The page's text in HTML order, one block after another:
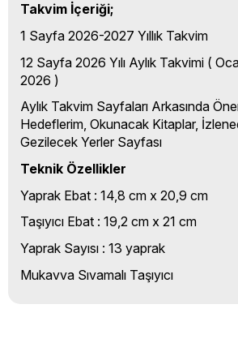
Takvim İçeriği;
1 Sayfa 2026-2027 Yıllık Takvim
12 Sayfa 2026 Yılı Aylık Takvimi (
2026 )
Aylık Takvim Sayfaları Arkasında
Hedeflerim, Okunacak Kitaplar,
Gezilecek Yerler Sayfası
Teknik Özellikler
Yaprak Ebat : 14,8 cm x 20,9 cm
Taşıyıcı Ebat : 19,2 cm x 21 cm
Yaprak Sayısı : 13 yaprak
Mukavva Sıvamalı Taşıyıcı